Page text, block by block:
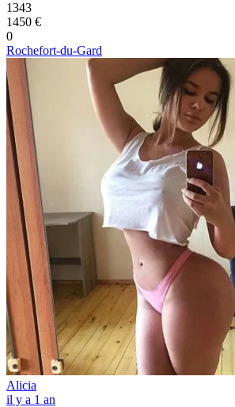
1343
1450 €
0
Rochefort-du-Gard
Alicia
il y a 1 an